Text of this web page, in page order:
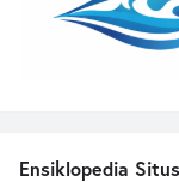
Ensiklopedia